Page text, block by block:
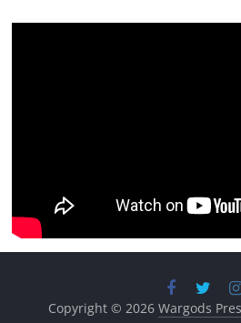
Copyright © 2026 Wargods